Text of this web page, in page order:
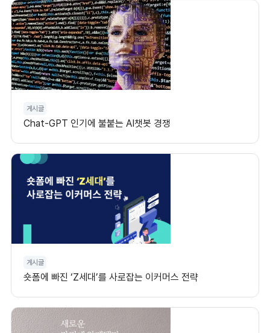
게시글
Chat-GPT 인기에 불붙는 AI챗봇 경쟁
게시글
숏폼에 빠진 ‘Z세대’를 사로잡는 이커머스 전략